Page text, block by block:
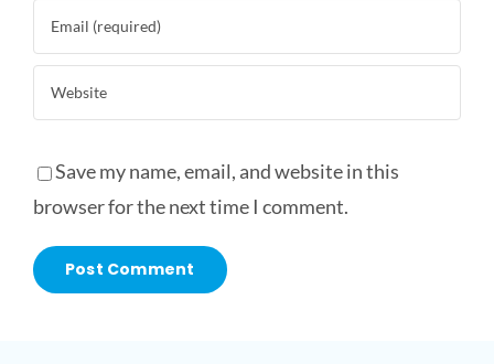
Save my name, email, and website in this
browser for the next time I comment.